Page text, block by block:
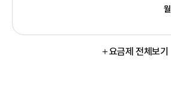
월
요금제 전체보기